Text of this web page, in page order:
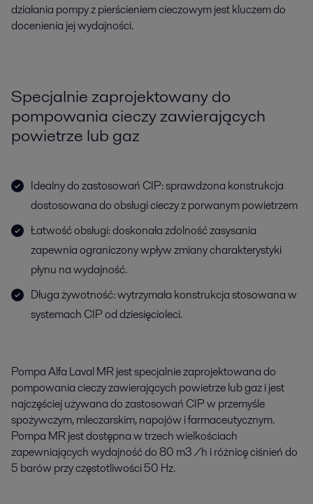
działania pompy z pierścieniem cieczowym jest kluczem do
docenienia jej wydajności.
Specjalnie zaprojektowany do
pompowania cieczy zawierających
powietrze lub gaz
Idealny do zastosowań CIP: sprawdzona konstrukcja
dostosowana do obsługi cieczy z porwanym powietrzem
Łatwość obsługi: doskonała zdolność zasysania
zapewnia ograniczony wpływ zmiany charakterystyki
płynu na wydajność.
Długa żywotność: wytrzymała konstrukcja stosowana w
systemach CIP od dziesięcioleci.
Pompa Alfa Laval MR jest specjalnie zaprojektowana do
pompowania cieczy zawierających powietrze lub gaz i jest
najczęściej używana do zastosowań CIP w przemyśle
spożywczym, mleczarskim, napojów i farmaceutycznym.
Pompa MR jest dostępna w trzech wielkościach
zapewniających wydajność do 80 m3 /h i różnicę ciśnień do
5 barów przy częstotliwości 50 Hz.